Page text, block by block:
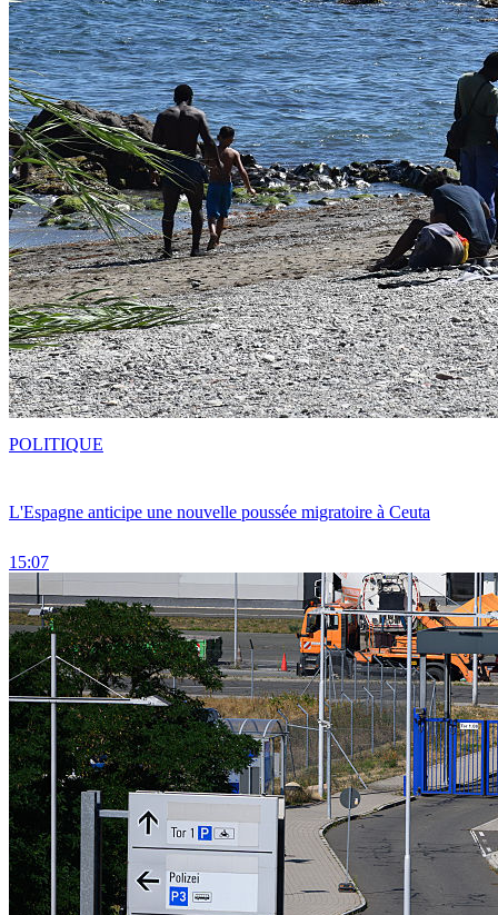
L'Espagne anticipe une nouvelle poussée migratoire à Ceuta
15:07
POLITIQUE